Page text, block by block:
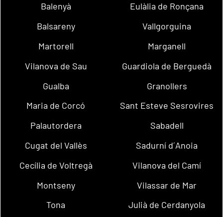
Balenyà
Eulàlia de Ronçana
Balsareny
Vallgorguina
Martorell
Marganell
Vilanova de Sau
Guardiola de Berguedà
Gualba
Granollers
Maria de Corcó
Sant Esteve Sesrovires
Palautordera
Sabadell
Cugat del Vallès
Sadurní d´Anoia
Cecília de Voltregà
Vilanova del Camí
Montseny
Vilassar de Mar
Tona
Julià de Cerdanyola